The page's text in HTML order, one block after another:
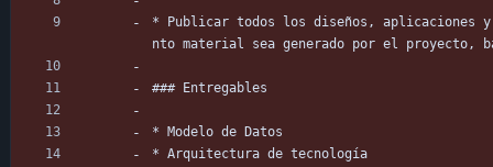
* Publicar todos los diseños, aplicaciones
nto material sea generado por el proyecto,
### Entregables
* Modelo de Datos
* Arquitectura de tecnología